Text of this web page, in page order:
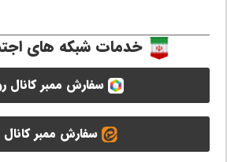
خدمات شبکه های
سفارش ممبر کانال
سفارش ممبر کانال